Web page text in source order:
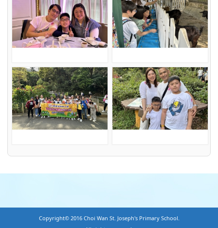
Copyright© 2016 Choi Wan St. Joseph's Primary School.